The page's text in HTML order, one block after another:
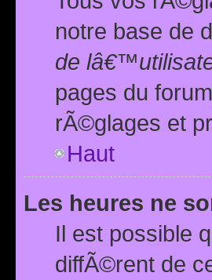
notre base de
de
pages du
rÃ©glages et
Haut
Les heures ne
Il est possible
diffÃ©rent de